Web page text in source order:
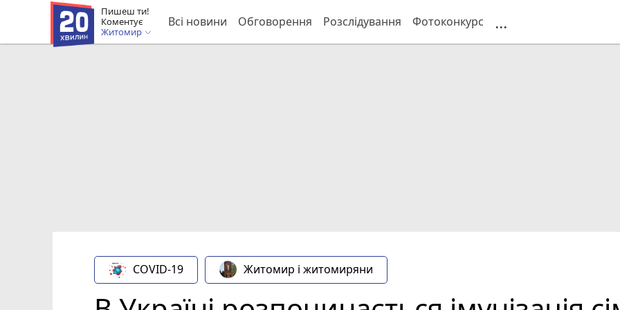
Пишеш ти!
Коментує
Житомир
Всі новини Обговорення Розслідування Фотоконкурс ...
COVID-19 Житомир і житомиряни